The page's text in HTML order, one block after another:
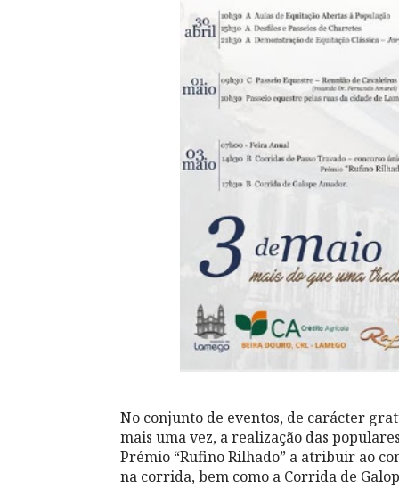
No conjunto de eventos, de carácter
mais uma vez, a realização das
Prémio “Rufino Rilhado” a atribuir ao
na corrida, bem como a Corrida de